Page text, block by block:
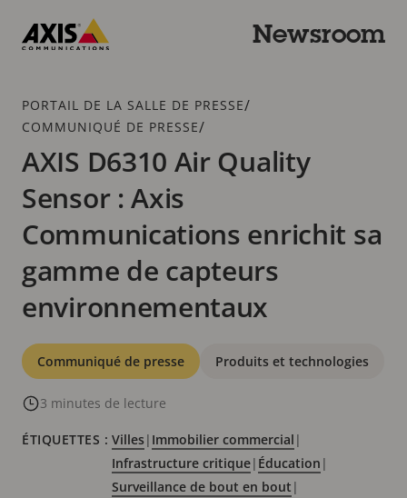
contenu
Newsroom
Fil
d'Ariane
PORTAIL DE LA SALLE DE PRESSE/
COMMUNIQUÉ DE PRESSE/
AXIS D6310 Air Quality
Sensor : Axis
Communications enrichit sa
gamme de capteurs
environnementaux
Catégories
Communiqué de presse Produits et technologies
3 minutes de lecture
ÉTIQUETTES : Villes| Immobilier commercial |
Infrastructure critique| Éducation |
Surveillance de bout en bout |